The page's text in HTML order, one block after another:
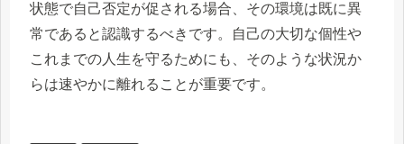
状態で自己否定が促される場合、その環境は既に異
常であると認識するべきです。自己の大切な個性や
これまでの人生を守るためにも、そのような状況か
らは速やかに離れることが重要です。